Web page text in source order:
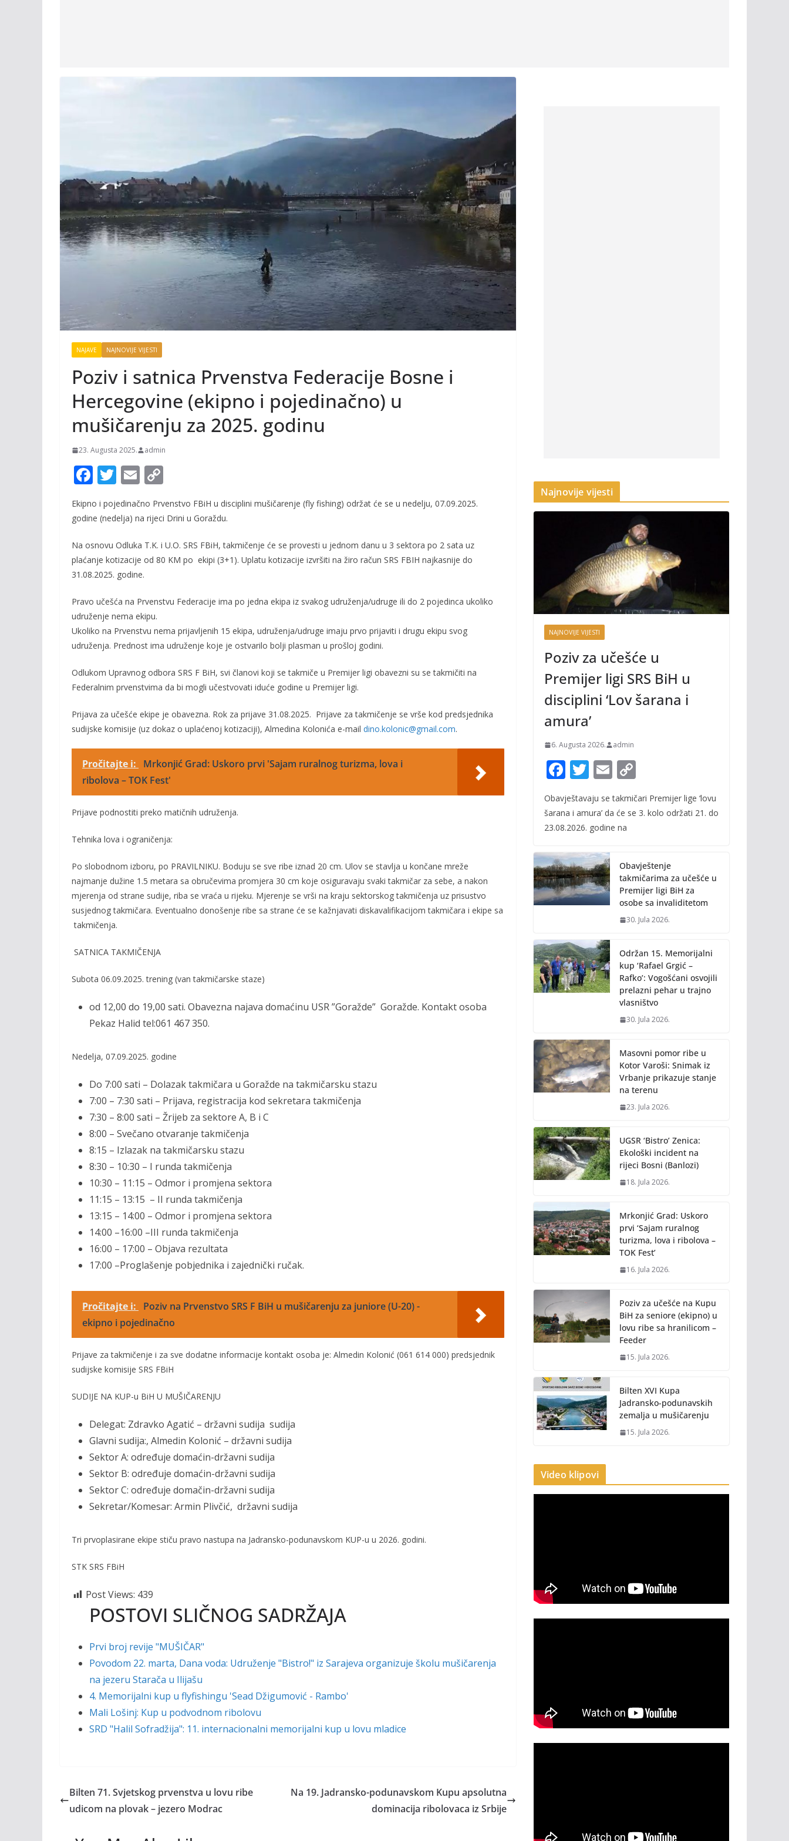
NAJAVE NAJNOVIJE VIJESTI
Poziv i satnica Prvenstva Federacije Bosne i
Hercegovine (ekipno i pojedinačno) u
mušičarenju za 2025. godinu
23. Augusta 2025. admin
F
e
b
o
o
T
w
itt
er
E
ai p
Li
n
Ekipno i pojedinačno Prvenstvo FBiH u disciplini mušičarenje (fly fishing) održat će se u nedelju, 07.09.2025.
godine (nedelja) na rijeci Drini u Goraždu.
Na osnovu Odluka T.K. i U.O. SRS FBiH, takmičenje će se provesti u jednom danu u 3 sektora po 2 sata uz
plaćanje kotizacije od 80 KM po ekipi (3+1). Uplatu kotizacije izvršiti na žiro račun SRS FBIH najkasnije do
31.08.2025. godine.
Pravo učešća na Prvenstvu Federacije ima po jedna ekipa iz svakog udruženja/udruge ili do 2 pojedinca ukoliko
udruženje nema ekipu.
Ukoliko na Prvenstvu nema prijavljenih 15 ekipa, udruženja/udruge imaju prvo prijaviti i drugu ekipu svog
udruženja. Prednost ima udruženje koje je ostvarilo bolji plasman u prošloj godini.
Odlukom Upravnog odbora SRS F BiH, svi članovi koji se takmiče u Premijer ligi obavezni su se takmičiti na
Federalnim prvenstvima da bi mogli učestvovati iduće godine u Premijer ligi.
Prijava za učešće ekipe je obavezna. Rok za prijave 31.08.2025. Prijave za takmičenje se vrše kod predsjednika
sudijske komisije (uz dokaz o uplaćenoj kotizaciji), Almedina Kolonića e-mail dino.kolonic@gmail.com.
Pročitajte i:
Mrkonjić Grad: Uskoro prvi 'Sajam ruralnog turizma, lova i
ribolova – TOK Fest'
Prijave podnostiti preko matičnih udruženja.
Tehnika lova i ograničenja:
Po slobodnom izboru, po PRAVILNIKU. Boduju se sve ribe iznad 20 cm. Ulov se stavlja u končane mreže
najmanje dužine 1.5 metara sa obručevima promjera 30 cm koje osiguravaju svaki takmičar za sebe, a nakon
mjerenja od strane sudije, riba se vraća u rijeku. Mjerenje se vrši na kraju sektorskog takmičenja uz prisustvo
susjednog takmičara. Eventualno donošenje ribe sa strane će se kažnjavati diskavalifikacijom takmičara i ekipe sa
takmičenja.
SATNICA TAKMIČENJA
Subota 06.09.2025. trening (van takmičarske staze)
od 12,00 do 19,00 sati. Obavezna najava domaćinu USR”Goražde” Goražde. Kontakt osoba
Pekaz Halid tel:061 467 350.
Nedelja, 07.09.2025. godine
Do 7:00 sati – Dolazak takmičara u Goražde na takmičarsku stazu
7:00 – 7:30 sati – Prijava, registracija kod sekretara takmičenja
7:30 – 8:00 sati – Žrijeb za sektore A, B i C
8:00 – Svečano otvaranje takmičenja
8:15 – Izlazak na takmičarsku stazu
8:30 – 10:30 – I runda takmičenja
10:30 – 11:15 – Odmor i promjena sektora
11:15 – 13:15 – II runda takmičenja
13:15 – 14:00 – Odmor i promjena sektora
14:00 –16:00 –III runda takmičenja
16:00 – 17:00 – Objava rezultata
17:00 –Proglašenje pobjednika i zajednički ručak.
Pročitajte i:
Poziv na Prvenstvo SRS F BiH u mušičarenju za juniore (U-20) -
ekipno i pojedinačno
Prijave za takmičenje i za sve dodatne informacije kontakt osoba je: Almedin Kolonić (061 614 000) predsjednik
sudijske komisije SRS FBiH
SUDIJE NA KUP-u BiH U MUŠIČARENJU
Delegat: Zdravko Agatić – državni sudija sudija
Glavni sudija:, Almedin Kolonić – državni sudija
SektorA: određuje domaćin-državni sudija
Sektor B: određuje domaćin-državni sudija
SektorC: određuje domačin-državni sudija
Sekretar/Komesar: Armin Plivčić, državni sudija
Tri prvoplasirane ekipe stiču pravo nastupa na Jadransko-podunavskom KUP-u u 2026. godini.
STK SRS FBiH
Post Views: 439
POSTOVI SLIČNOG SADRŽAJA
Prvi broj revije "MUŠIČAR"
Povodom 22. marta, Dana voda: Udruženje "Bistro!" iz Sarajeva organizuje školu mušičarenja
na jezeru Starača u Ilijašu
4. Memorijalni kup u flyfishingu 'Sead Džigumović - Rambo'
Mali Lošinj: Kup u podvodnom ribolovu
SRD "Halil Sofradžija": 11. internacionalni memorijalni kup u lovu mladice
Bilten 71. Svjetskog prvenstva u lovu ribe
udicom na plovak – jezero Modrac
Na 19. Jadransko-podunavskom Kupu apsolutna
dominacija ribolovaca iz Srbije
Najnovije vijesti
NAJNOVIJE VIJESTI
Poziv za učešće u
Premijer ligi SRS BiH u
disciplini ‘Lov šarana i
amura’
6. Augusta 2026. admin
F
ac
e
b
o
k
T
itt
er
E
m
ai
l
o
p
n
k
Obavještavaju se takmičari Premijer lige ‘lovu
šarana i amura’ da će se 3. kolo održati 21. do
23.08.2026. godine na
Obavještenje
takmičarima za učešće u
Premijer ligi BiH za
osobe sa invaliditetom
30. Jula 2026.
Održan 15. Memorijalni
kup ‘Rafael Grgić –
Rafko’: Vogošćani osvojili
prelazni pehar u trajno
vlasništvo
30. Jula 2026.
Masovni pomor ribe u
Kotor Varoši: Snimak iz
Vrbanje prikazuje stanje
na terenu
23. Jula 2026.
UGSR ‘Bistro’ Zenica:
Ekološki incident na
rijeci Bosni (Banlozi)
18. Jula 2026.
Mrkonjić Grad: Uskoro
prvi ‘Sajam ruralnog
turizma, lova i ribolova –
TOK Fest’
16. Jula 2026.
Poziv za učešće na Kupu
BiH za seniore (ekipno) u
lovu ribe sa hranilicom –
Feeder
15. Jula 2026.
Bilten XVI Kupa
Jadransko-podunavskih
zemalja u mušičarenju
15. Jula 2026.
Video klipovi